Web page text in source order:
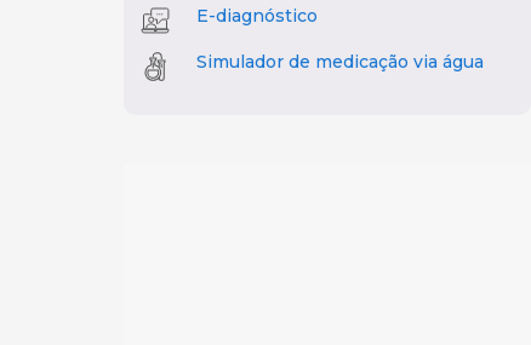
E-diagnóstico
Simulador de medicação via água